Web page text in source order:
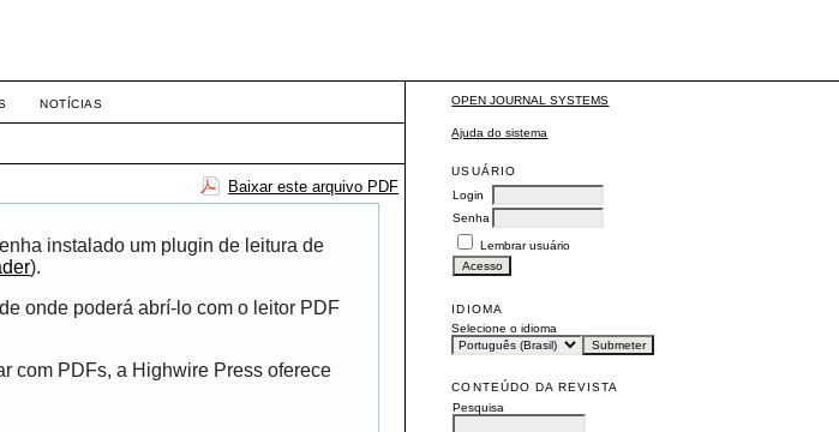
OPEN JOURNAL SYSTEMS
Ajuda do sistema
USUÁRIO
Login
Senha
Lembrar usuário
IDIOMA
Selecione o idioma
CONTEÚDO DA REVISTA
Pesquisa
NOTÍCIAS
Baixar este arquivo PDF
instalado um plugin de leitura de
).
onde poderá abrí-lo com o leitor PDF
com PDFs, a Highwire Press oferece